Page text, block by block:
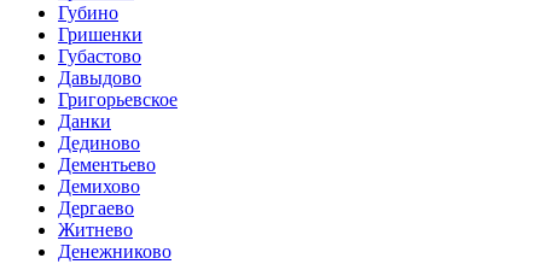
Губино
Гришенки
Губастово
Давыдово
Григорьевское
Данки
Дединово
Дементьево
Демихово
Дергаево
Житнево
Денежниково